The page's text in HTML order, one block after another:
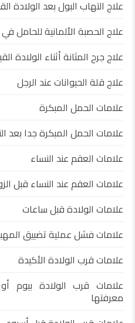
علاج التهاب البول بعد الولادة
علاج الحصبة الألمانية للحامل
علاج جرح المثانة أثناء الولادة
علاج قلة الحيوانات عند الرجل
علامات الحمل المبكرة
علامات الحمل المبكرة جدا بعد
علامات العقم عند النساء
علامات العقم عند النساء قبل
علامات الولادة قبل ساعات
علامات فشل عملية تضييق
علامات قرب الولادة الأكيدة
علامات قرب الولادة بيوم
معرفتها